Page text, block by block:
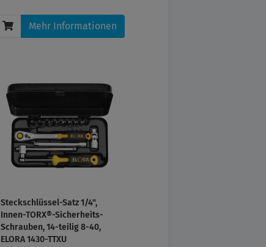
Mehr Informationen
Steckschlüssel-Satz 1/4",
Innen-TORX®-Sicherheits-
Schrauben, 14-teilig 8-40,
ELORA 1430-TTXU